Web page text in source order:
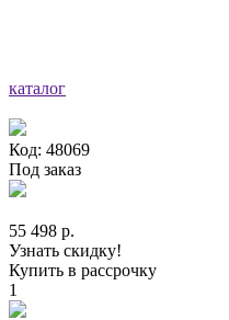
каталог
Код: 48069
Под заказ
55 498 р.
Узнать скидку!
Купить в рассрочку
1